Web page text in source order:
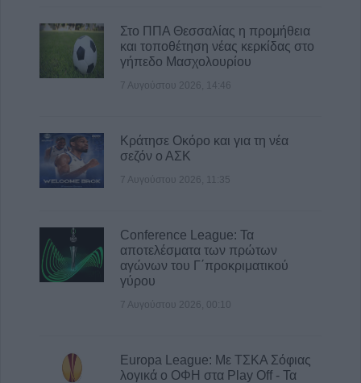
Στο ΠΠΑ Θεσσαλίας η προμήθεια
και τοποθέτηση νέας κερκίδας στο
γήπεδο Μασχολουρίου
7 Αυγούστου 2026, 14:46
Κράτησε Οκόρο και για τη νέα
σεζόν ο ΑΣΚ
7 Αυγούστου 2026, 11:35
Conference League: Τα
αποτελέσματα των πρώτων
αγώνων του Γ΄προκριματικού
γύρου
7 Αυγούστου 2026, 00:10
Europa League: Με ΤΣΚΑ Σόφιας
λογικά ο ΟΦΗ στα Play Off - Τα